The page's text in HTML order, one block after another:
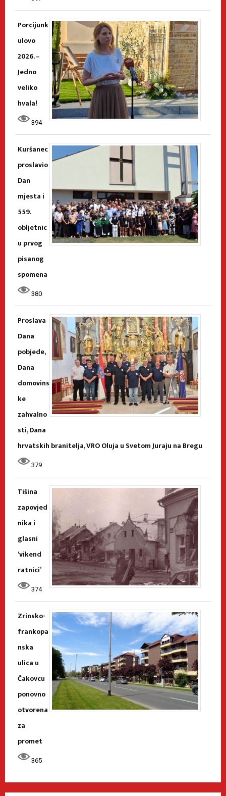
Porcijunk
ulovo
2026. –
Jedno
veliko
hvala!
394
Kuršanec
proslavio
Dan
mjesta i
559.
obljetnic
u prvog
pisanog
spomena
380
Proslava
Dana
pobjede,
Dana
domovins
ke
zahvalno
sti, Dana
hrvatskih branitelja, VRO Oluja u Svetom Juraju na Bregu
379
Tišina
zapovjed
nika i
glasni
‘vikend
ratnici’
374
Zrinsko-
frankopa
nska
ulica u
Čakovcu
ponovno
otvorena
za
promet
365